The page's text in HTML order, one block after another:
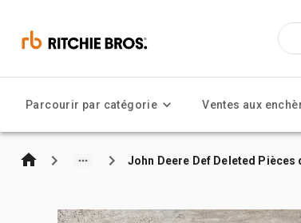
Parcourir par catégorie Ventes aux
John Deere Def Deleted Pièces